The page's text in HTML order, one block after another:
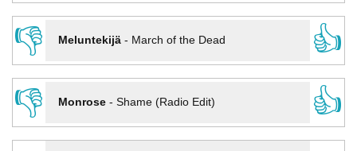
👎
Meluntekijä- March of the Dead
👍
👎
Monrose- Shame (Radio Edit)
👍